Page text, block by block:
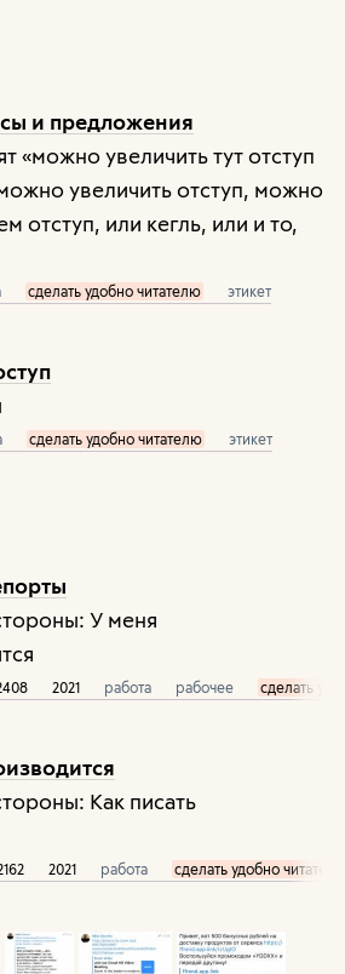
и предложения
«можно увеличить тут отступ
увеличить отступ, можно
отступ, или кегль, или и то,
сделать удобно читателю этикет
сделать удобно читателю этикет
У меня
2021 работа рабочее сделать
Как писать
2021 работа сделать удобно